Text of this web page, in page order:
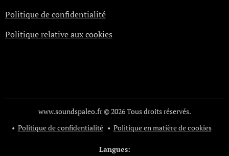
Politique de confidentialité
Politique relative aux cookies
www.soundspaleo.fr © 2026 Tous droits réservés.
Politique de confidentialité Politique en matière de cookies
Langues